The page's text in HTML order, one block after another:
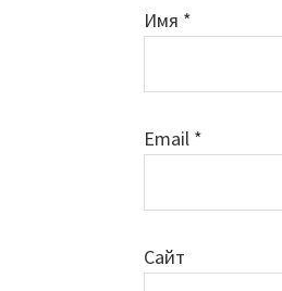
Имя *
Email *
Сайт